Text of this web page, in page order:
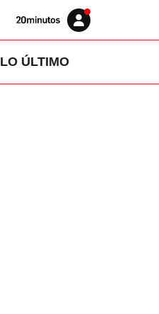
Volver
Iniciar
sesión
LO ÚLTIMO